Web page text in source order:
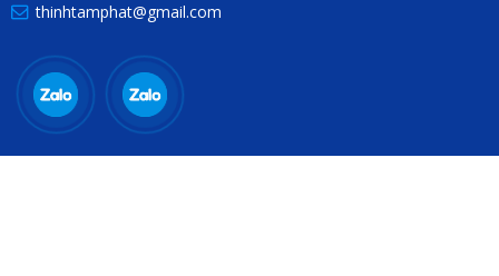
thinhtamphat@gmail.com